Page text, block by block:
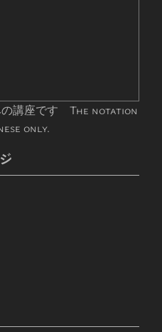
の講座です The notation
only.